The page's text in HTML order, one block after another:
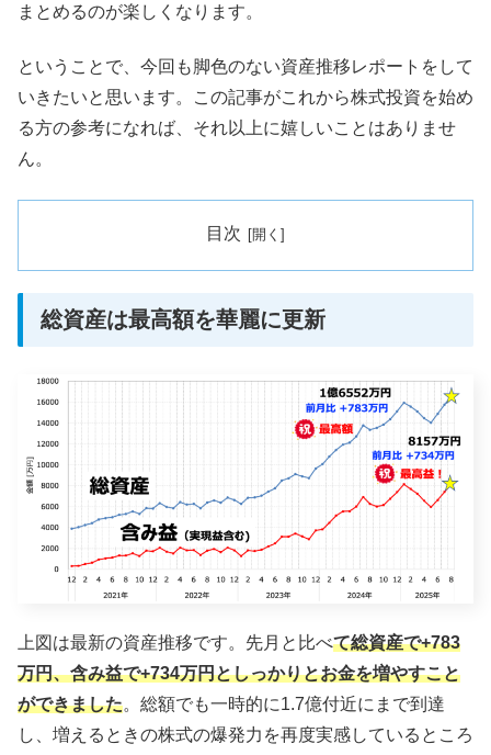
まとめるのが楽しくなります。
ということで、今回も脚色のない資産推移レポートをして
いきたいと思います。この記事がこれから株式投資を始め
る方の参考になれば、それ以上に嬉しいことはありませ
ん。
目次
総資産は最高額を華麗に更新
上図は最新の資産推移です。先月と比べて総資産で+783
万円、含み益で+734万円としっかりとお金を増やすこと
ができました。総額でも一時的に1.7億付近にまで到達
し、増えるときの株式の爆発力を再度実感しているところ